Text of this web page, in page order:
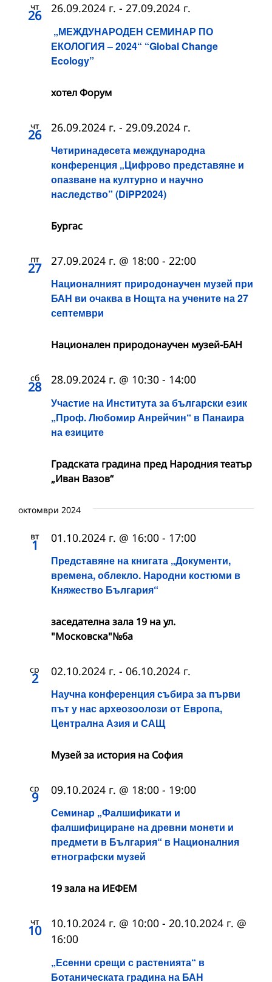
чт
26
„МЕЖДУНАРОДЕН СЕМИНАР ПО
ЕКОЛОГИЯ – 2024“ “Global Change
Ecology”
26.09.2024 г. - 27.09.2024 г.
хотел Форум
чт
26
Четиринадесета международна
конференция „Цифрово представяне и
опазване на културно и научно
наследство” (DiPP2024)
26.09.2024 г. - 29.09.2024 г.
Бургас
пт
27
Националният природонаучен музей при
БАН ви очаква в Нощта на учените на 27
септември
27.09.2024 г. @ 18:00 - 22:00
Национален природонаучен музей-БАН
сб
28
Участие на Института за български език
„Проф. Любомир Анрейчин“ в Панаира
на езиците
28.09.2024 г. @ 10:30 - 14:00
Градската градина пред Народния театър
„Иван Вазов“
октомври 2024
вт
1
Представяне на книгата „Документи,
времена, облекло. Народни костюми в
Княжество България“
01.10.2024 г. @ 16:00 - 17:00
заседателна зала 19 на ул.
"Московска"№6а
ср
2
Научна конференция събира за първи
път у нас археозоолози от Европа,
Централна Азия и САЩ
02.10.2024 г. - 06.10.2024 г.
Музей за история на София
ср
9
Семинар „Фалшификати и
фалшифициране на древни монети и
предмети в България“ в Националния
етнографски музей
09.10.2024 г. @ 18:00 - 19:00
19 зала на ИЕФЕМ
чт
10
„Есенни срещи с растенията“ в
Ботаническата градина на БАН
10.10.2024 г. @ 10:00 - 20.10.2024 г. @
16:00